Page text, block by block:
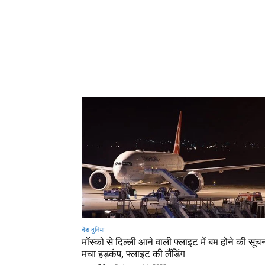
देश दुनिया
मॉस्को से दिल्ली आने वाली फ्लाइट में बम होने की
मचा हड़कंप, फ्लाइट की लैंडिंग